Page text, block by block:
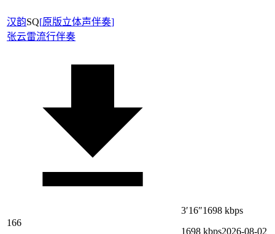
汉韵SQ[原版立体声伴奏]
张云雷流行伴奏
166
3′16″1698 kbps
1698 kbps2026-08-02